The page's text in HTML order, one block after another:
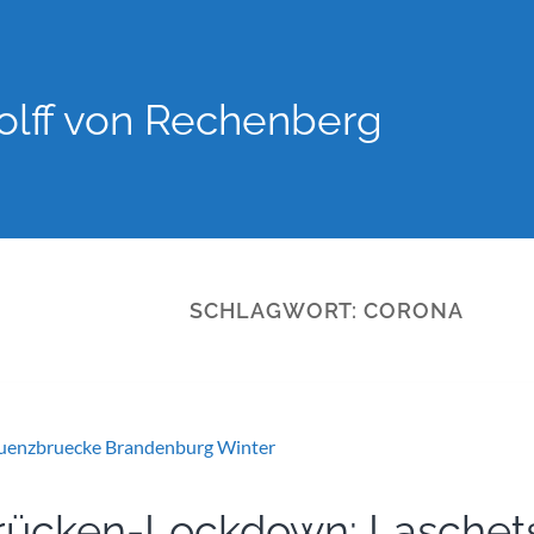
von Rechenberg
SCHLAGWORT:CORONA